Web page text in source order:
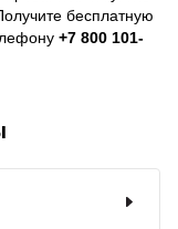
бесплатную
+7 800 101-